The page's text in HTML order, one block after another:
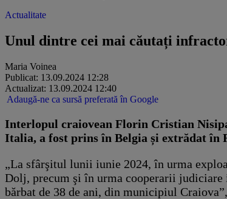
Actualitate
Unul dintre cei mai căutați
Maria Voinea
Publicat: 13.09.2024 12:28
Actualizat: 13.09.2024 12:40
Adaugă-ne ca sursă preferată în Google
Interlopul craiovean Florin Cristian
Italia, a fost prins în Belgia și extrădat în
„La sfârşitul lunii iunie 2024, în urma
Dolj, precum şi în urma cooperarii
bărbat de 38 de ani, din municipiul